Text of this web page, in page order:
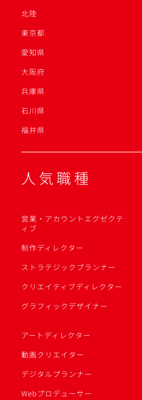
北陸
東京都
愛知県
大阪府
兵庫県
石川県
福井県
人気職種
営業・アカウントエグゼクテ
ィブ
制作ディレクター
ストラテジックプランナー
クリエイティブディレクター
グラフィックデザイナー
アートディレクター
動画クリエイター
デジタルプランナー
Webプロデューサー